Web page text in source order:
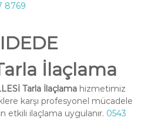
8769
İlaçlama
Tarla İlaçlamahizmetimiz
karşı profesyonel mücadele
etkili ilaçlama uygulanır. 0543